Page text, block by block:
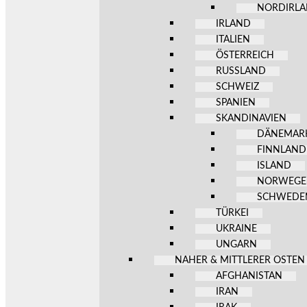
IRLAND
ITALIEN
ÖSTERREICH
RUSSLAND
SCHWEIZ
SPANIEN
SKANDINAVIEN
FINNLAND
ISLAND
TÜRKEI
UKRAINE
UNGARN
NAHER & MITTLERER OSTEN
AFGHANISTAN
IRAN